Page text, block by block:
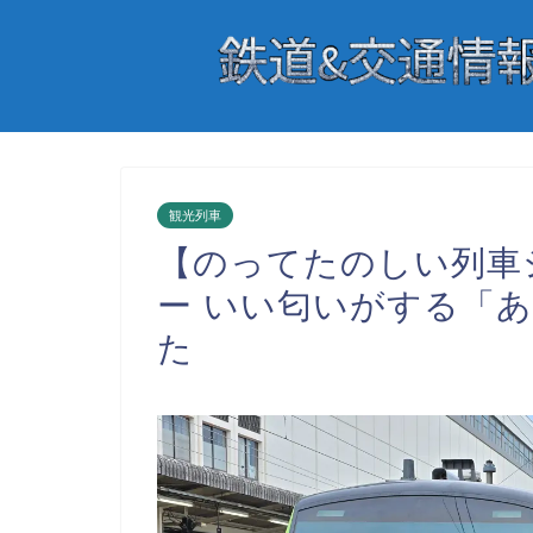
観光列車
【のってたのしい列
ー いい匂いがする「
た